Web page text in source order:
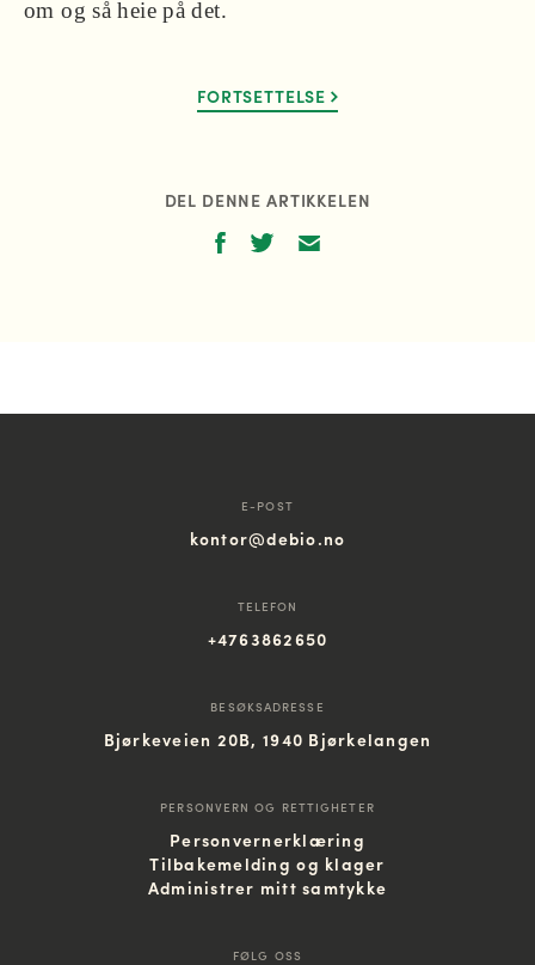
om og så heie på det.
FORTSETTELSE
DEL DENNE ARTIKKELEN
E-POST
kontor@debio.no
TELEFON
+4763862650
BESØKSADRESSE
Bjørkeveien 20B, 1940 Bjørkelangen
PERSONVERN OG RETTIGHETER
Personvernerklæring
Tilbakemelding og klager
Administrer mitt samtykke
FØLG OSS